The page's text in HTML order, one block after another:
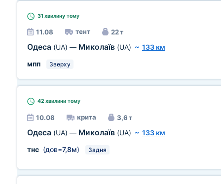
31 хвилину тому
11.08 тент 22 т
Одеса (UA) — Миколаїв (UA) ~ 133 км
мпп
Зверху
42 хвилини тому
10.08 крита 3,6 т
Одеса (UA) — Миколаїв (UA) ~ 133 км
тнс (дов=7,8м) Задня